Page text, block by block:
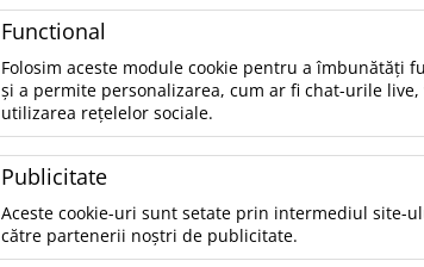
• Ne poţi contacta telefonic la 021.336.03.32
Categorii populare
Accesorii birou
Accesorii mancare si bautura
Accesorii Tech si Gadgeturi
Genti si Voiaj
Haine de Munca
Imbracaminte si Accesorii
Functional
Folosim aceste module cookie pentru a îmbunătăți
și a permite personalizarea, cum ar fi chat-urile
utilizarea rețelelor sociale.
Publicitate
Aceste cookie-uri sunt setate prin intermediul site-
către partenerii noștri de publicitate.